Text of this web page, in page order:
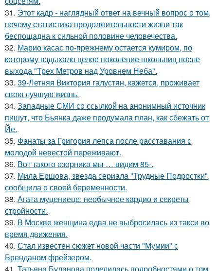
31. Этот кадр - наглядный ответ на вечный вопрос о том,
почему статистика продолжительности жизни так
беспощадна к сильной половине человечества.
32. Марио касас по-прежнему остается кумиром, по
которому вздыхало целое поколение школьниц после
выхода "Трех Метров над Уровнем Неба".
33. 39-Летняя Виктория галустян, кажется, проживает
свою лучшую жизнь.
34. Западные СМИ со ссылкой на анонимный источник
пишут, что Бьянка даже продумала план, как сбежать от
Йе.
35. Фанаты за Григория лепса после расставания с
молодой невестой переживают.
36. Вот такого озорника мы … видим 85-.
37. Мила Ершова, звезда сериала "Трудные Подростки",
сообщила о своей беременности.
38. Агата муцениеце: необычное кардио и секреты
стройности.
39. В Москве женщина едва не выбросилась из такси во
время движения.
40. Стал известен сюжет новой части "Мумии" с
Бренданом фрейзером.
41. Татьяна Буланова поделилась подробностями о том,